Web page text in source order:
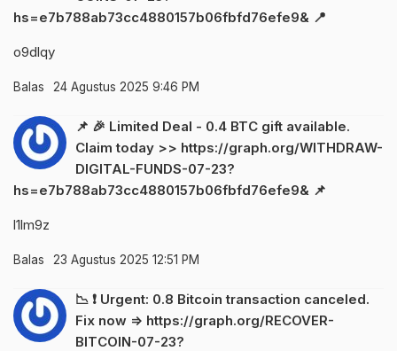
hs=e7b788ab73cc4880157b06fbfd76efe9& 📍
o9dlqy
Balas 24 Agustus 2025 9:46 PM
📌 🎉 Limited Deal - 0.4 BTC gift available.
Claim today >> https://graph.org/WITHDRAW-
DIGITAL-FUNDS-07-23?
hs=e7b788ab73cc4880157b06fbfd76efe9& 📌
l1lm9z
Balas 23 Agustus 2025 12:51 PM
📉 ❗ Urgent: 0.8 Bitcoin transaction canceled.
Fix now => https://graph.org/RECOVER-
BITCOIN-07-23?